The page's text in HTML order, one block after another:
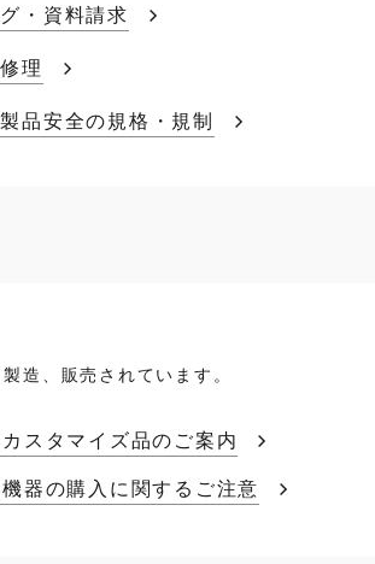
・資料請求
理
品安全の規格・規制
造、販売されています。
スタマイズ品のご案内
器の購入に関するご注意